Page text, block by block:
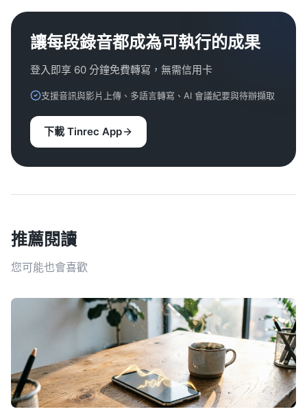
讓每段錄音都成為可執行的成果
登入即享 60 分鐘免費轉寫，無需信用卡
支援音訊與影片上傳、多語言轉寫、AI 會議紀要與待辦擷取
下載 Tinrec App
推薦閱讀
您可能也會喜歡